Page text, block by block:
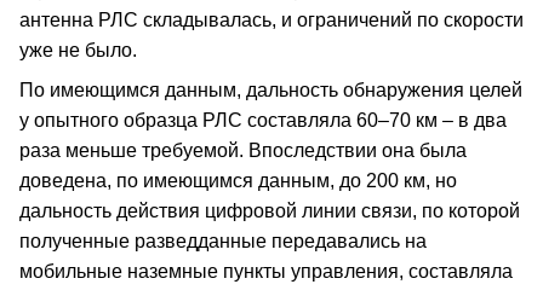
антенна РЛС складывалась, и ограничений по скорости
уже не было.
По имеющимся данным, дальность обнаружения целей
у опытного образца РЛС составляла 60–70 км – в два
раза меньше требуемой. Впоследствии она была
доведена, по имеющимся данным, до 200 км, но
дальность действия цифровой линии связи, по которой
полученные разведданные передавались на
мобильные наземные пункты управления, составляла